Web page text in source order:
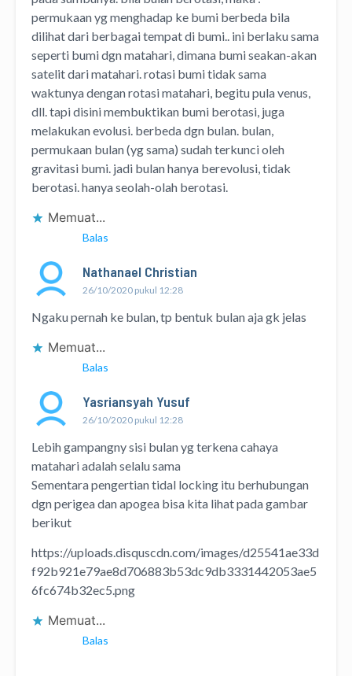
permukaan yg menghadap ke bumi berbeda bila
dilihat dari berbagai tempat di bumi.. ini berlaku sama
seperti bumi dgn matahari, dimana bumi seakan-akan
satelit dari matahari. rotasi bumi tidak sama
waktunya dengan rotasi matahari, begitu pula venus,
dll. tapi disini membuktikan bumi berotasi, juga
melakukan evolusi. berbeda dgn bulan. bulan,
permukaan bulan (yg sama) sudah terkunci oleh
gravitasi bumi. jadi bulan hanya berevolusi, tidak
berotasi. hanya seolah-olah berotasi.
Memuat...
Balas
Nathanael Christian
26/10/2020 pukul 12:28
Ngaku pernah ke bulan, tp bentuk bulan aja gk jelas
Memuat...
Balas
Yasriansyah Yusuf
26/10/2020 pukul 12:28
Lebih gampangny sisi bulan yg terkena cahaya
matahari adalah selalu sama
Sementara pengertian tidal locking itu berhubungan
dgn perigea dan apogea bisa kita lihat pada gambar
berikut
https://uploads.disquscdn.com/images/d25541ae33d
f92b921e79ae8d706883b53dc9db3331442053ae5
6fc674b32ec5.png
Memuat...
Balas